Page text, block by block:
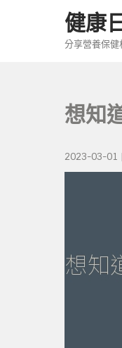
健康
分享營養保健
想知
2023-03-01